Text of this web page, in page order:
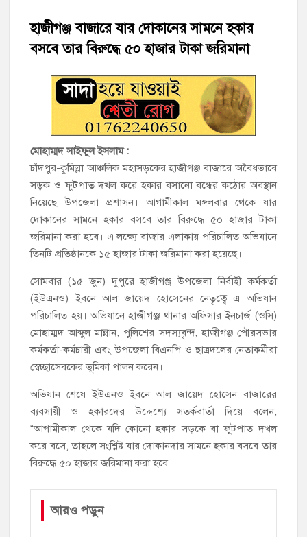
অভিভাবক সমাবেশ
হাজীগঞ্জে অস্বাস্থ্যকর পরিবেশে খাবার প্রস্তুত: ২ হোটেলকে ৪৫ হাজার
হাজীগঞ্জে ৬ বছরের শিশুকে ধর্ষণের অভিযোগে কেয়ারটেকার আটক
হাজীগঞ্জের রাজারগাঁও উবিতে জুলাই গণঅভ্যুত্থান দিবস পালন
হাজীগঞ্জ সরকারি মডেল পাইলট হাই স্কুল অ্যান্ড কলেজে ‘জুলাই
গণঅভ্যুত্থান দিবস’ পালিত
‘জনগণের ভোটে নির্বাচিত হয়ে ফরিদগঞ্জের উন্নয়নে কাজ করছি’ :
আলহাজ্ব এমএ হান্নান এমপি
নিষিদ্ধ জাল মেরামত ও মাছ শিকার
হাজীগঞ্জ বাজারে যার দোকানের সামনে হকার
বসবে তার বিরুদ্ধে ৫০ হাজার টাকা জরিমানা
মোহাম্মদ সাইফুল ইসলাম :
চাঁদপুর-কুমিল্লা আঞ্চলিক মহাসড়কের হাজীগঞ্জ বাজারে অবৈধভাবে
সড়ক ও ফুটপাত দখল করে হকার বসানো বন্ধের কঠোর অবস্থান
নিয়েছে উপজেলা প্রশাসন। আগামীকাল মঙ্গলবার থেকে যার
দোকানের সামনে হকার বসবে তার বিরুদ্ধে ৫০ হাজার টাকা
জরিমানা করা হবে। এ লক্ষ্যে বাজার এলাকায় পরিচালিত অভিযানে
তিনটি প্রতিষ্ঠানকে ১৫ হাজার টাকা জরিমানা করা হয়েছে।
সোমবার (১৫ জুন) দুপুরে হাজীগঞ্জ উপজেলা নির্বাহী কর্মকর্তা
(ইউএনও) ইবনে আল জায়েদ হোসেনের নেতৃত্বে এ অভিযান
পরিচালিত হয়। অভিযানে হাজীগঞ্জ থানার অফিসার ইনচার্জ (ওসি)
মোহাম্মদ আব্দুল মান্নান, পুলিশের সদস্যবৃন্দ, হাজীগঞ্জ পৌরসভার
কর্মকর্তা-কর্মচারী এবং উপজেলা বিএনপি ও ছাত্রদলের নেতাকর্মীরা
স্বেচ্ছাসেবকের ভূমিকা পালন করেন।
অভিযান শেষে ইউএনও ইবনে আল জায়েদ হোসেন বাজারের
ব্যবসায়ী ও হকারদের উদ্দেশ্যে সতর্কবার্তা দিয়ে বলেন,
“আগামীকাল থেকে যদি কোনো হকার সড়কে বা ফুটপাত দখল
করে বসে, তাহলে সংশ্লিষ্ট যার দোকানদার সামনে হকার বসবে তার
বিরুদ্ধে ৫০ হাজার জরিমানা করা হবে।
আরও পড়ুন